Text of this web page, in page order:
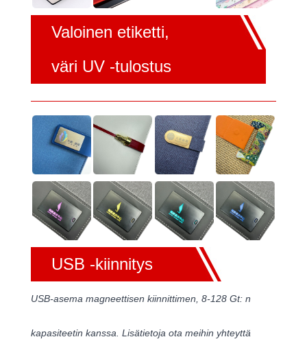
Valoinen etiketti,
väri UV -tulostus
USB -kiinnitys
USB-asema magneettisen kiinnittimen, 8-128 Gt: n
kapasiteetin kanssa. Lisätietoja ota meihin yhteyttä